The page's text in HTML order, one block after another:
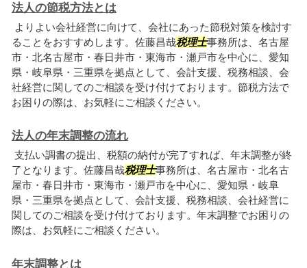
法人の節税方法とは
よりよい会社経営に向けて、会社にあった節税対策を検討す
ることをおすすめします。佐藤昌哉税理士事務所は、名古屋
市・北名古屋市・春日井市・東海市・瀬戸市を中心に、愛知
県・岐阜県・三重県を拠点として、会計支援、税務相談、会
社経営に関してのご相談を受け付けております。節税方法で
お困りの際は、お気軽にご相談ください。
法人の年末調整の流れ
支払い調書の提出、税額の納付が完了すれば、年末調整が終
了となります。佐藤昌哉税理士事務所は、名古屋市・北名古
屋市・春日井市・東海市・瀬戸市を中心に、愛知県・岐阜
県・三重県を拠点として、会計支援、税務相談、会社経営に
関してのご相談を受け付けております。年末調整でお困りの
際は、お気軽にご相談ください。
年末調整とは